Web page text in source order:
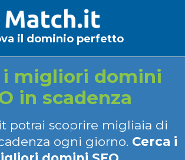
il dominio perfetto
i migliori domini
in scadenza
potrai scoprire migliaia di
ogni giorno. Cerca i